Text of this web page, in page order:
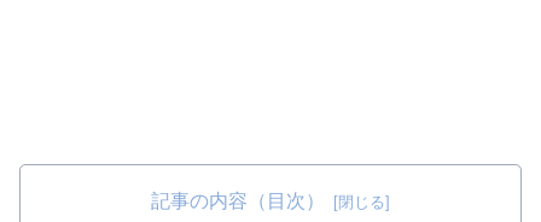
記事の内容（目次）